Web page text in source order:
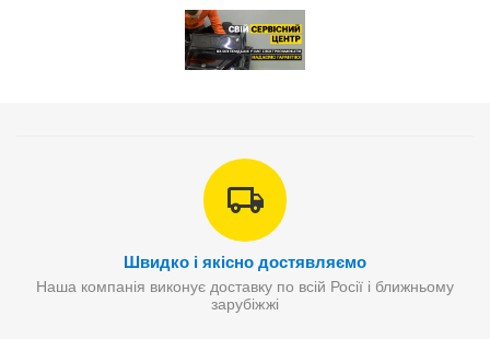
Швидко і якісно достявляємо
Наша компанія виконує доставку по всій Росії і ближньому
зарубіжжі